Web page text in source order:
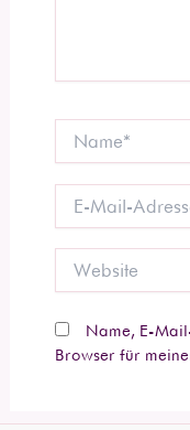
Mail-
Name, E-
Browser für